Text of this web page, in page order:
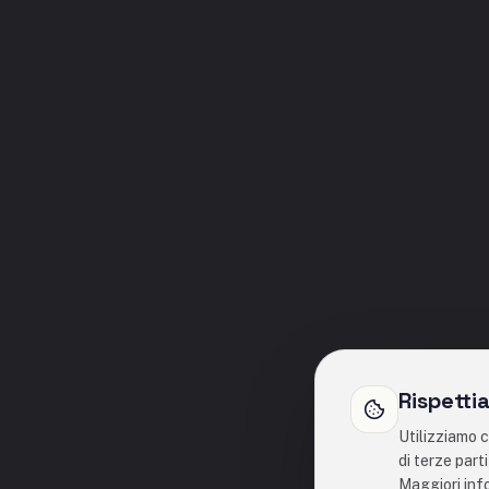
Utilizziamo
di terze
Maggiori